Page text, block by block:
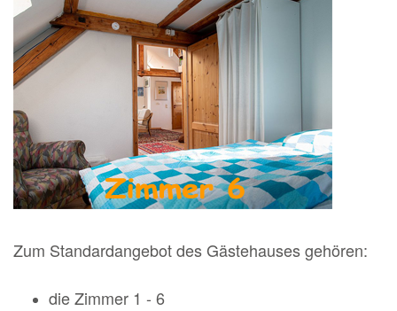
Zum Standardangebot des Gästehauses gehören:
die Zimmer 1 - 6